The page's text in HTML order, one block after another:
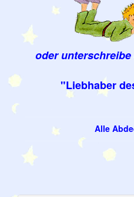
oder
"Liebhaber
Alle